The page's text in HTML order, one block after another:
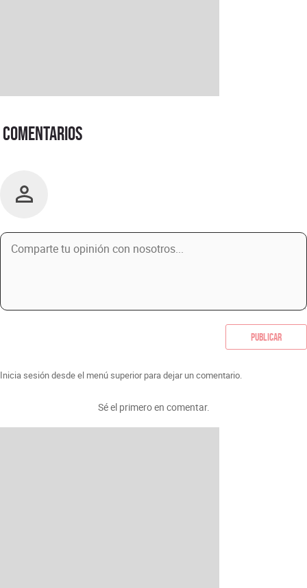
Comentarios
Publicar
Inicia sesión desde el menú superior para dejar un comentario.
Sé el primero en comentar.